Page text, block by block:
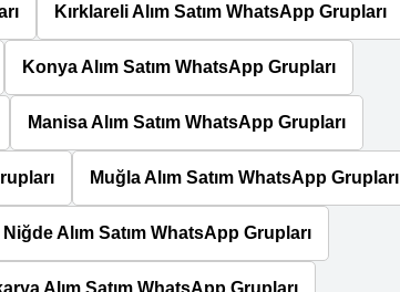
Kırklareli Alım Satım WhatsApp Grupları
Konya Alım Satım WhatsApp Grupları
Manisa Alım Satım WhatsApp Grupları
Muğla Alım Satım WhatsApp Grupları
Niğde Alım Satım WhatsApp Grupları
Alım Satım WhatsApp Grupları